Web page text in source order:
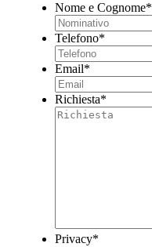
Nome e Cognome*
Telefono*
Email*
Richiesta*
Privacy*